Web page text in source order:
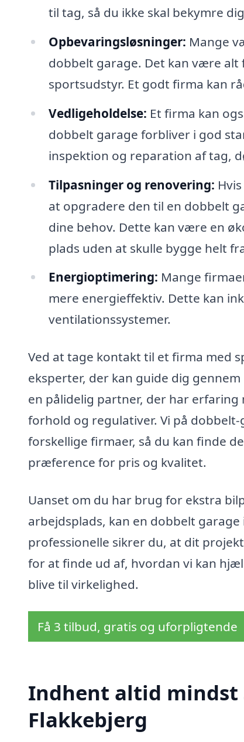
til tag, så du ikke skal bekymre
Opbevaringsløsninger: Mange
dobbelt garage. Det kan være
sportsudstyr. Et godt firma kan
Vedligeholdelse: Et firma kan
dobbelt garage forbliver i god
inspektion og reparation af tag,
Tilpasninger og renovering:
at opgradere den til en dobbelt
dine behov. Dette kan være en
plads uden at skulle bygge helt
Energioptimering: Mange
mere energieffektiv. Dette kan
ventilationssystemer.
Ved at tage kontakt til et firma med
eksperter, der kan guide dig
en pålidelig partner, der har
forhold og regulativer. Vi på
forskellige firmaer, så du kan finde
præference for pris og kvalitet.
Uanset om du har brug for ekstra
arbejdsplads, kan en dobbelt
professionelle sikrer du, at dit
for at finde ud af, hvordan vi kan
blive til virkelighed.
Få 3 tilbud, gratis og uforpligtende
Indhent altid mindst
Flakkebjerg